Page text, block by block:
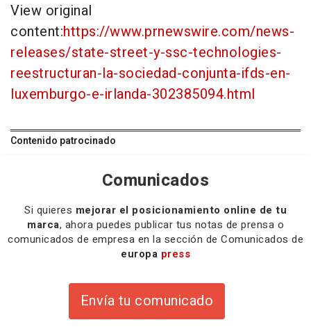
View original
content:https://www.prnewswire.com/news-
releases/state-street-y-ssc-technologies-
reestructuran-la-sociedad-conjunta-ifds-en-
luxemburgo-e-irlanda-302385094.html
Contenido patrocinado
Comunicados
Si quieres mejorar el posicionamiento online de tu
marca, ahora puedes publicar tus notas de prensa o
comunicados de empresa en la sección de Comunicados de
europa press
Envía tu comunicado